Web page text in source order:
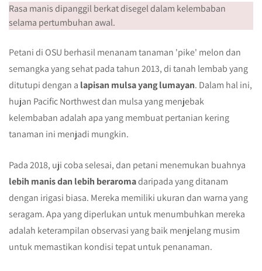
Rasa manis dipanggil berkat disegel dalam kelembaban
selama pertumbuhan awal.
Petani di OSU berhasil menanam tanaman 'pike' melon dan
semangka yang sehat pada tahun 2013, di tanah lembab yang
ditutupi dengan a lapisan mulsa yang lumayan. Dalam hal ini,
hujan Pacific Northwest dan mulsa yang menjebak
kelembaban adalah apa yang membuat pertanian kering
tanaman ini menjadi mungkin.
Pada 2018, uji coba selesai, dan petani menemukan buahnya
lebih manis dan lebih beraromadaripada yang ditanam
dengan irigasi biasa. Mereka memiliki ukuran dan warna yang
seragam. Apa yang diperlukan untuk menumbuhkan mereka
adalah keterampilan observasi yang baik menjelang musim
untuk memastikan kondisi tepat untuk penanaman.